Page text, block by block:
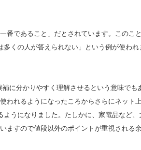
番であること」だとされています。このこ
くの人が答えられない」という例が使われ
に分かりやすく理解させるという意味でも
われるようになったころからさらにネット
うになりました。たしかに、家電品など、
ますので値段以外のポイントが重視される